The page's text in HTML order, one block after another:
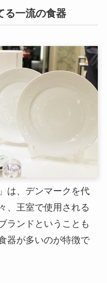
る一流の食器
は、デンマークを代
、王室で使用される
ランドということも
器が多いのが特徴で